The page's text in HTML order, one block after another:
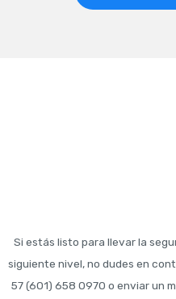
Si estás listo para llevar la
siguiente nivel, no dudes en
57 (601) 658 0970 o enviar un